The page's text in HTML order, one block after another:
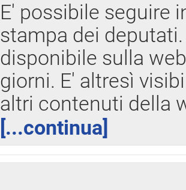
E' possibile seguire
stampa dei
disponibile sulla
giorni. E' altresì
altri contenuti della
[...continua]